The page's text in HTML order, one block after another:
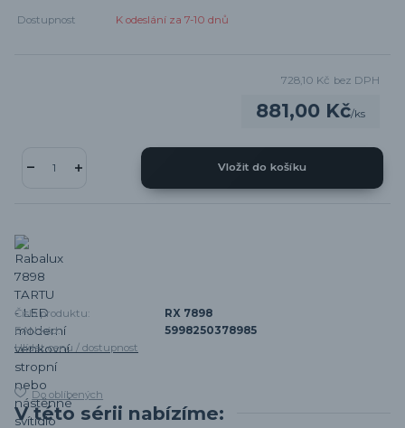
Dostupnost K odeslání za 7-10 dnů
881,00 Kč/ks
728,10 Kč bez DPH
Vložit do košíku
Číslo produktu:
RX 7898
EAN kód:
5998250378985
Hlídat cenu / dostupnost
Do oblíbených
V této sérii nabízíme: